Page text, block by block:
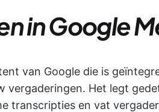
in Google
van Google die is
Het legt
transcripties en vat